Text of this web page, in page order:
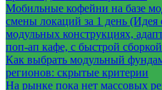
Мобильные кофейни на базе
смены локаций за 1 день (Идея
модульных конструкциях,
поп-ап кафе, с быстрой
Как выбрать модульный
регионов: скрытые критерии
На рынке пока нет массовых